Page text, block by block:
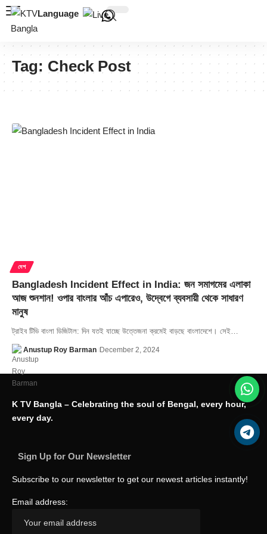
Language
Tag: Check Post
দেশ
Bangladesh Incident Effect in India: জন সমাগমের এলাকা
আজ শুনশান! ওপার বাংলার আঁচ এপারেও, উদ্বেগে ব্যবসায়ী থেকে সাধারণ
মানুষ
ট্রাইব টিভি বাংলা ডিজিটাল: দিন যতই যাচ্ছে উত্তেজনা ক্রমেই বাড়ছে বাংলাদেশে। সেই…
Anustup Roy Barman December 2, 2024
K TV Bangla – Celebrating the soul of Bengal, every hour,
every day.
Sign Up for Our Newsletter
Subscribe to our newsletter to get our newest articles instantly!
Email address: